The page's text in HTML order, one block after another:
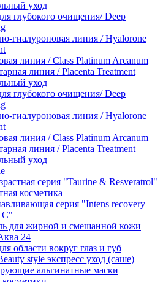
уход
глубокого очищения/ Deep
гиалуроновая линия / Hyalorone
линия / Class Platinum Arcanum
линия / Placenta Treatment
уход
глубокого очищения/ Deep
гиалуроновая линия / Hyalorone
линия / Class Platinum Arcanum
линия / Placenta Treatment
уход
серия "Taurine & Resveratrol"
косметика
серия "Intens recovery
C"
для жирной и смешанной кожи
24
области вокруг глаз и губ
style экспресс уход (саше)
альгинатные маски